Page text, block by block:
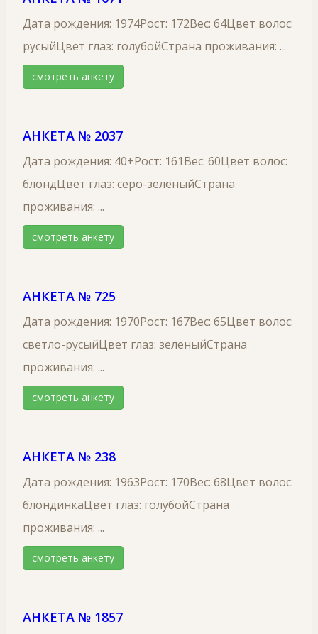
Дата рождения: 1974Рост: 172Вес: 64Цвет волос:
русыйЦвет глаз: голубойСтрана проживания: ...
смотреть анкету
АНКЕТА № 2037
Дата рождения: 40+Рост: 161Вес: 60Цвет волос:
блондЦвет глаз: серо-зеленыйСтрана
проживания: ...
смотреть анкету
АНКЕТА № 725
Дата рождения: 1970Рост: 167Вес: 65Цвет волос:
светло-русыйЦвет глаз: зеленыйСтрана
проживания: ...
смотреть анкету
АНКЕТА № 238
Дата рождения: 1963Рост: 170Вес: 68Цвет волос:
блондинкаЦвет глаз: голубойСтрана
проживания: ...
смотреть анкету
АНКЕТА № 1857